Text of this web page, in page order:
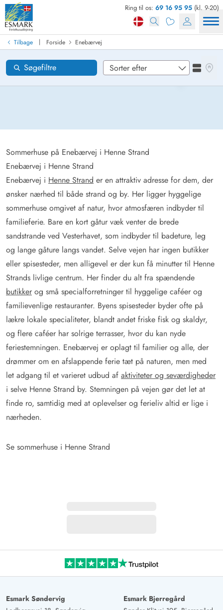
Ring til os: 69 16 95 95 (kl. 9-20)
Tilbage | Forside Enebærvej
Enebærvej
Sommerhuse på Enebærvej i Henne Strand
Enebærvej i Henne Strand
Enebærvej i Henne Strand er en attraktiv adresse for dem, der
ønsker nærhed til både strand og by. Her ligger hyggelige
sommerhuse omgivet af natur, hvor atmosfæren indbyder til
familieferie. Bare en kort gåtur væk venter de brede
sandstrande ved Vesterhavet, som indbyder til badeture, leg
og lange gåture langs vandet. Selve vejen har ingen butikker
eller spisesteder, men alligevel er der kun få minutter til Henne
Strands livlige centrum. Her finder du alt fra spændende
butikker og små specialforretninger til hyggelige caféer og
familievenlige restauranter. Byens spisesteder byder ofte på
lækre lokale specialiteter, blandt andet friske fisk og skaldyr,
og flere caféer har solrige terrasser, hvor du kan nyde
feriestemningen. Enebærvej er oplagt til familier og alle, der
drømmer om en afslappende ferie tæt på naturen, men med
let adgang til et varieret udbud af aktiviteter og seværdigheder
i selve Henne Strand by. Stemningen på vejen gør det let at
finde ro, samtidig med at oplevelser og ferieliv altid er lige i
nærheden.
Se sommerhuse i Henne Strand
Søgefiltre
Se
Find sommerhus
Ankomst
Områder
Loading...
Esmark Søndervig
Esmark Bjerregård